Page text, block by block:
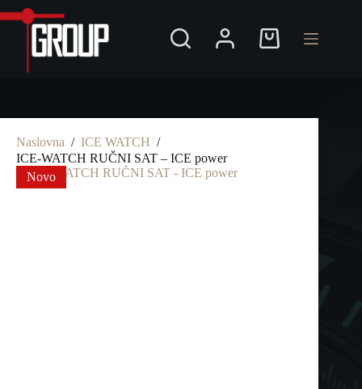
Preskoči
na
Shopping
Naslovna / ICE WATCH /
ICE-WATCH RUČNI SAT – ICE power
Novo